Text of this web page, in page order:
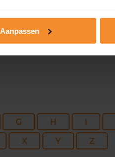
Aanpassen
G H I
X Y Z